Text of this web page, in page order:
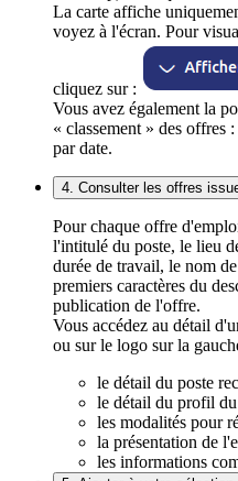
La carte affiche
voyez à l'écran. Pour
cliquez sur :
Vous avez également la
« classement » des offres
par date.
4. Consulter les offres
Pour chaque offre
l'intitulé du poste, le lieu
durée de travail, le nom
premiers caractères du
publication de l'offre.
Vous accédez au détail
ou sur le logo sur la
le détail du poste
le détail du profil
les modalités pour
la présentation de
les informations